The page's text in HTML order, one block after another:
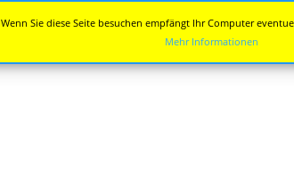
Wenn Sie diese Seite besuchen empfängt Ihr Computer
Mehr Informationen